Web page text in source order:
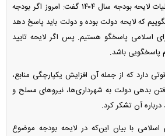
به‌عنوان نماینده مخابف با کلیات لایحه بودجه سال ۱۴۰۴ گفت: امروز اگر بودجه
که لایحه دولت بوده و دولت باید پاسخ دهد
اسلامی پاسخگو هستیم. پس اگر لایحه تایید
پاسخگویی باشد.
دارد که از جمله آن افزایش یکپارچگی منابع،
بدهی دولت به شهرداری‌ها، نیرو‌های مسلح و
آن تشکر کرد.
با بیان این‌که در لایحه بودجه موضوع